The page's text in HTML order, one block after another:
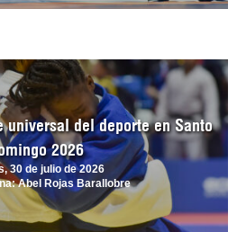
universal del deporte en Santo
2026
30 de julio de 2026
Abel Rojas Barallobre